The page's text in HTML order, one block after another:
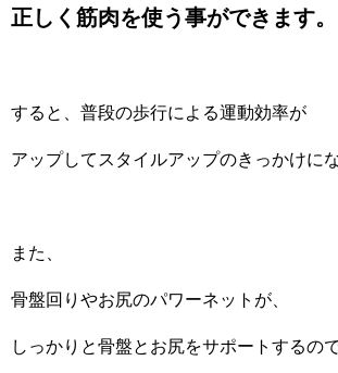
正しく筋肉を使う事ができます。
すると、普段の歩行による運動効率が
アップしてスタイルアップのきっかけに
また、
骨盤回りやお尻のパワーネットが、
しっかりと骨盤とお尻をサポートするので